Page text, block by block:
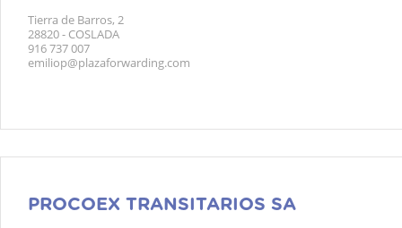
Tierra de Barros, 2
28820 - COSLADA
916 737 007
emiliop@plazaforwarding.com
PROCOEX TRANSITARIOS SA